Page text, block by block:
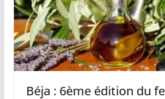
Béja : 6ème édition du